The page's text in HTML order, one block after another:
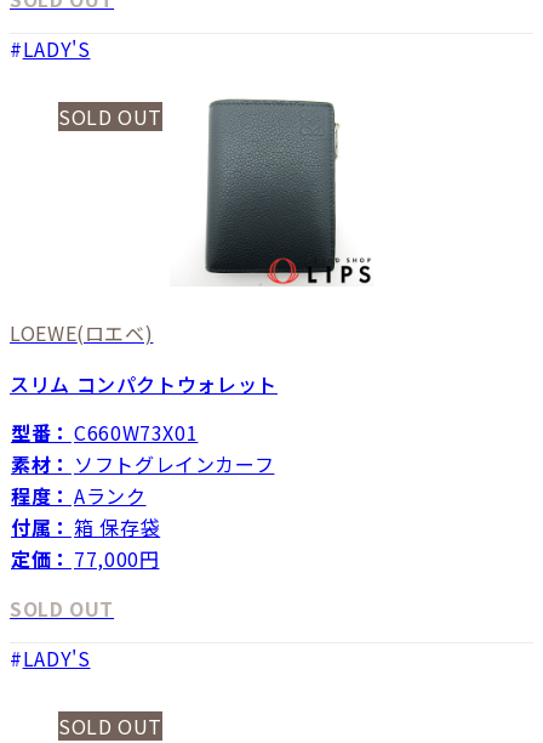
LADY'S
SOLD OUT
LOEWE(ロエベ)
スリム コンパクトウォレット
型番： C660W73X01
素材： ソフトグレインカーフ
程度： Aランク
付属： 箱 保存袋
定価： 77,000円
SOLD OUT
LADY'S
SOLD OUT